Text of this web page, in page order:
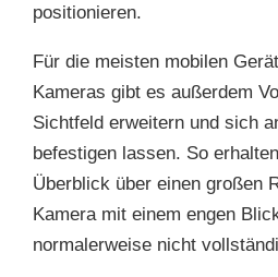
positionieren.
Für die meisten mobilen
Kameras gibt es außerdem
Sichtfeld erweitern und sich
befestigen lassen. So
Überblick über einen großen
Kamera mit einem engen
normalerweise nicht